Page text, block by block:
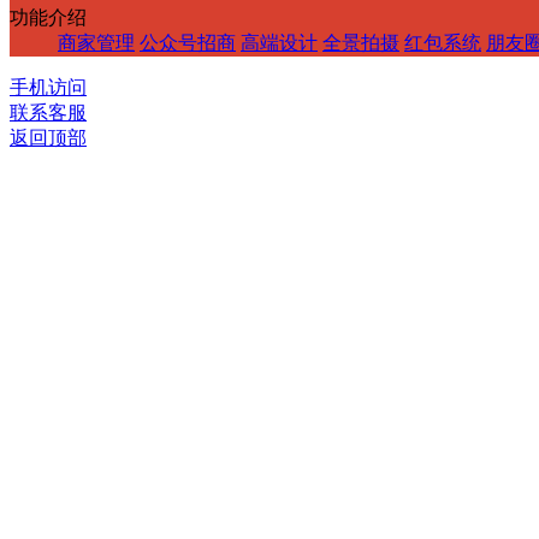
功能介绍
商家管理 公众号招商 高端设计 全景拍摄 红包系统 朋友
手机访问
联系客服
返回顶部